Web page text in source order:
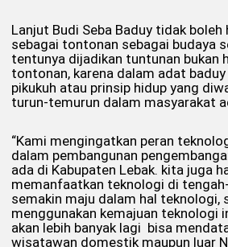
Lanjut Budi Seba Baduy tidak boleh
sebagai tontonan sebagai budaya
tentunya dijadikan tuntunan bukan
tontonan, karena dalam adat
pikukuh atau prinsip hidup yang
turun-temurun dalam masyarakat
“Kami mengingatkan peran
dalam pembangunan
ada di Kabupaten Lebak. kita juga
memanfaatkan teknologi di
semakin maju dalam hal teknologi,
menggunakan kemajuan teknologi
akan lebih banyak lagi bisa
wisatawan domestik maupun luar